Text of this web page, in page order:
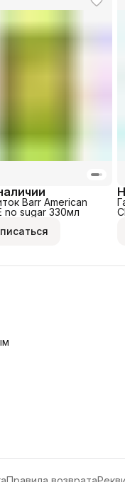
Barr American
no sugar 330мл